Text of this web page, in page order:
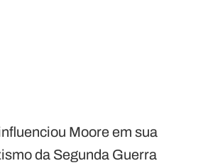
Moore em sua
da Segunda Guerra